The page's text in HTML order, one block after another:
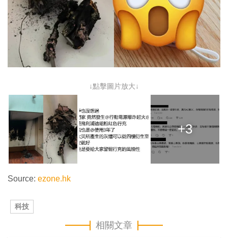
↓點擊圖片放大↓
+3
Source: ezone.hk
科技
相關文章